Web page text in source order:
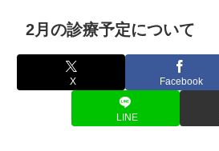
2月の診療予定について
X Facebook
LINE